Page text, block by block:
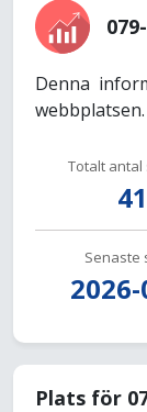
Denna
webbplatsen.
Totalt
Senaste
Plats för